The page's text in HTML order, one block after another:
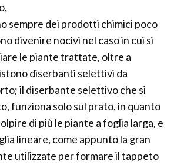
sempre dei prodotti chimici poco
divenire nocivi nel caso in cui si
le piante trattate, oltre a
diserbanti selettivi da
il diserbante selettivo che si
funziona solo sul prato, in quanto
di più le piante a foglia larga, e
lineare, come appunto la gran
utilizzate per formare il tappeto